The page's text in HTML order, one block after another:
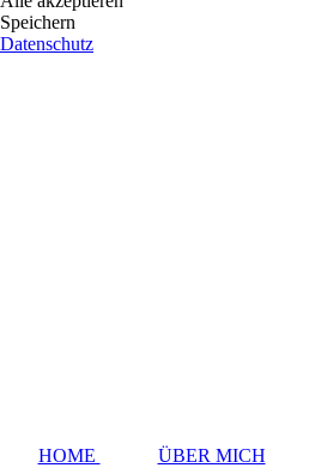
HOME ÜBER MICH
Speichern
Datenschutz